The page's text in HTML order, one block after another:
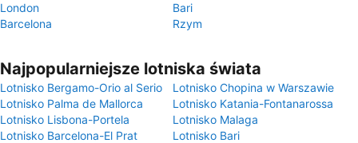
London
Bari
Barcelona
Rzym
Najpopularniejsze lotniska świata
Lotnisko Bergamo-Orio al Serio
Lotnisko Chopina w Warszawie
Lotnisko Palma de Mallorca
Lotnisko Katania-Fontanarossa
Lotnisko Lisbona-Portela
Lotnisko Malaga
Lotnisko Barcelona-El Prat
Lotnisko Bari